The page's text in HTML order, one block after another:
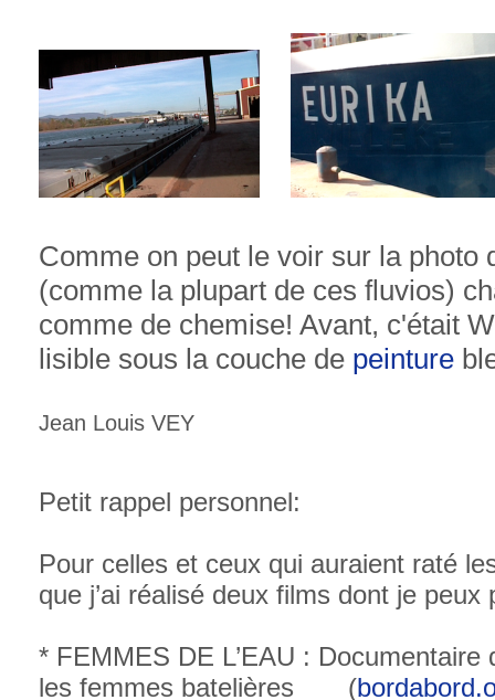
Comme on peut le voir sur la photo
(comme la plupart de ces fluvios)
comme de chemise! Avant, c'était
lisible sous la couche de peinture
Jean Louis VEY
Petit rappel personnel:
Pour celles et ceux qui auraient raté
que j’ai réalisé deux films dont je peux
* FEMMES DE L’EAU : Documentaire
les femmes batelières (